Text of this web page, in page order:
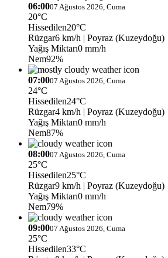
06:0007 Ağustos 2026, Cuma
20°C
Hissedilen20°C
Rüzgar6 km/h | Poyraz (Kuzeydoğu)
Yağış Miktarı0 mm/h
Nem92%
07:0007 Ağustos 2026, Cuma
24°C
Hissedilen24°C
Rüzgar4 km/h | Poyraz (Kuzeydoğu)
Yağış Miktarı0 mm/h
Nem87%
08:0007 Ağustos 2026, Cuma
25°C
Hissedilen25°C
Rüzgar9 km/h | Poyraz (Kuzeydoğu)
Yağış Miktarı0 mm/h
Nem79%
09:0007 Ağustos 2026, Cuma
25°C
Hissedilen33°C